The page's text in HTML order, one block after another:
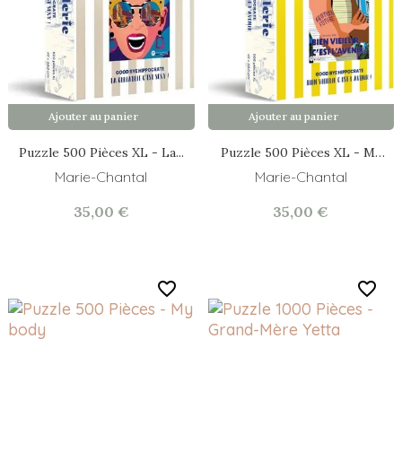
Puzzle 500 Pièces XL - La...
Marie-Chantal
35,00 €
Ajouter au panier
Puzzle 500 Pièces XL - My
Body
Marie-Chantal
35,00 €
Ajouter au panier
favorite_border favorite_border